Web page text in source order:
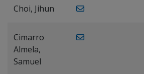
Choi, Jihun
Cimarro
Almela,
Samuel